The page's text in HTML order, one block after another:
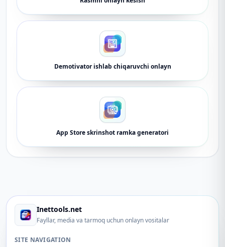
Demotivator ishlab chiqaruvchi onlayn
App Store skrinshot ramka generatori
Inettools.net
Fayllar, media va tarmoq uchun onlayn vositalar
SITE NAVIGATION